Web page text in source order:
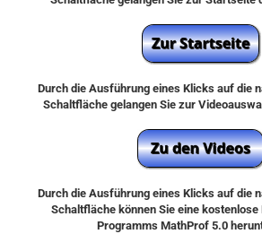
Durch die Ausführung eines Klicks auf die
Schaltfläche gelangen Sie zur
Durch die Ausführung eines Klicks auf die
Schaltfläche können Sie eine
Programms MathProf 5.0